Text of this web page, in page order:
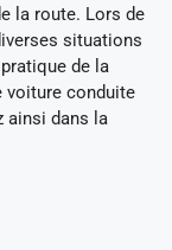
la route. Lors de
situations
de la
voiture conduite
ainsi dans la